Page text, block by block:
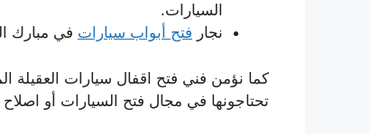
السيارات.
نجار فتح أبواب سيارات في مبارك
كما نؤمن فني فتح اقفال سيارات العقيلة
تحتاجونها في مجال فتح السيارات أو اصلاح